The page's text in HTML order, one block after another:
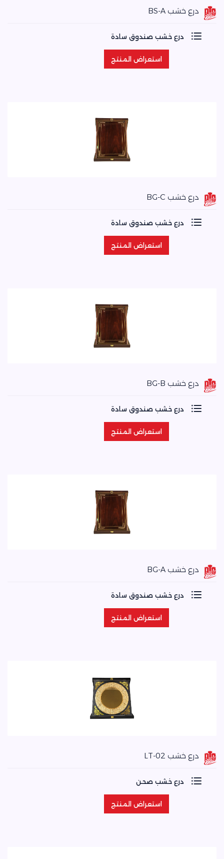
درع خشب BS-A
درع خشب صندوق سادة
استعراض المنتج
استعراض المنتج
درع خشب BG-C
درع خشب صندوق سادة
استعراض المنتج
استعراض المنتج
درع خشب BG-B
درع خشب صندوق سادة
استعراض المنتج
استعراض المنتج
درع خشب BG-A
درع خشب صندوق سادة
استعراض المنتج
استعراض المنتج
درع خشب LT-02
درع خشب صحن
استعراض المنتج
استعراض المنتج